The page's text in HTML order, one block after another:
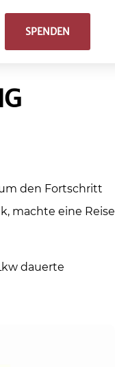
SPENDEN
den Fortschritt
machte eine Reise
dauerte